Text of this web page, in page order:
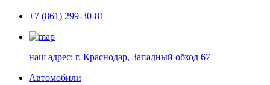
+7 (861) 299-30-81
наш адрес: г. Краснодар, Западный обход 67
Автомобили